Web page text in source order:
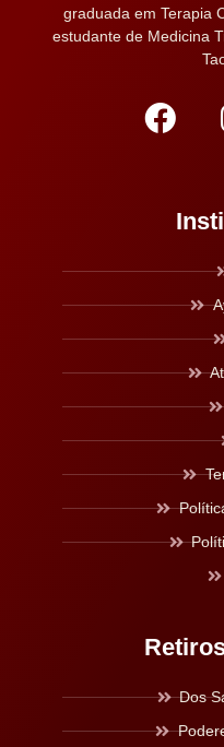
graduada em Terapia
estudante de Medicina
Dos